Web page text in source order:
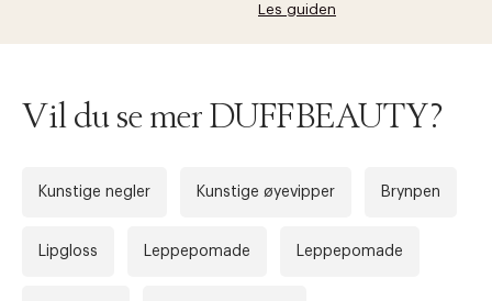
Les guiden
Vil du se mer DUFFBEAUTY?
Kunstige negler Kunstige øyevipper Brynpen
Lipgloss Leppepomade Leppepomade